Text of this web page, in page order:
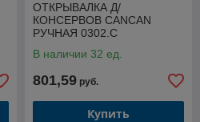
ОТКРЫВАЛКА Д/
КОНСЕРВОВ CANCAN
РУЧНАЯ 0302.C
В наличии 32 ед.
801,59 руб.
Купить